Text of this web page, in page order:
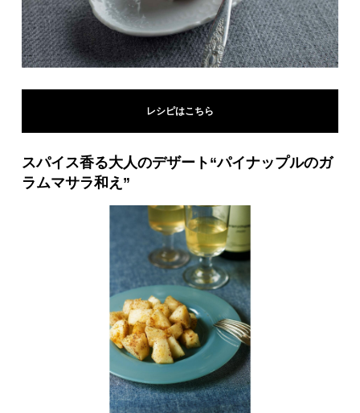
レシピはこちら
スパイス香る大人のデザート“パイナップルのガ
ラムマサラ和え”